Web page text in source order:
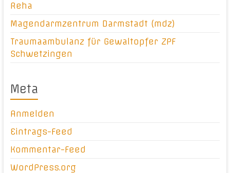
Reha
Magendarmzentrum Darmstadt (mdz)
Traumaambulanz für Gewaltopfer ZPF
Schwetzingen
Meta
Anmelden
Eintrags-Feed
Kommentar-Feed
WordPress.org